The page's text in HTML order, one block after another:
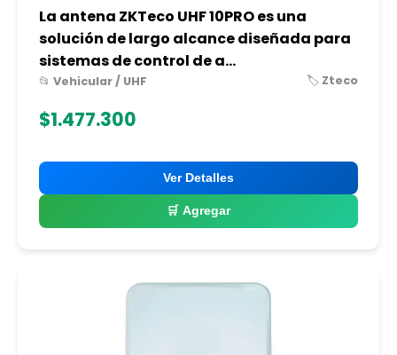
La antena ZKTeco UHF 10PRO es una
solución de largo alcance diseñada para
sistemas de control de a...
📂 Vehicular / UHF 🏷️ Zteco
$1.477.300
Ver Detalles
🛒 Agregar